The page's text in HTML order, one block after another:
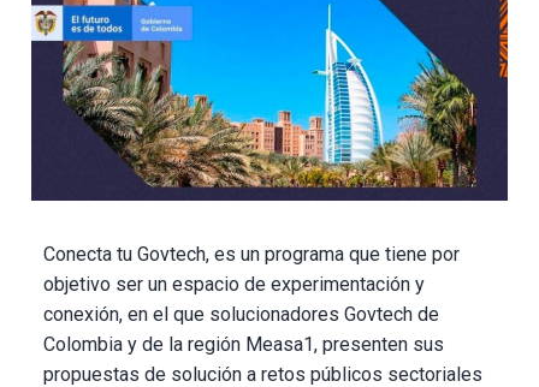
Conecta tu Govtech, es un programa que tiene por
objetivo ser un espacio de experimentación y
conexión, en el que solucionadores Govtech de
Colombia y de la región Measa1, presenten sus
propuestas de solución a retos públicos sectoriales